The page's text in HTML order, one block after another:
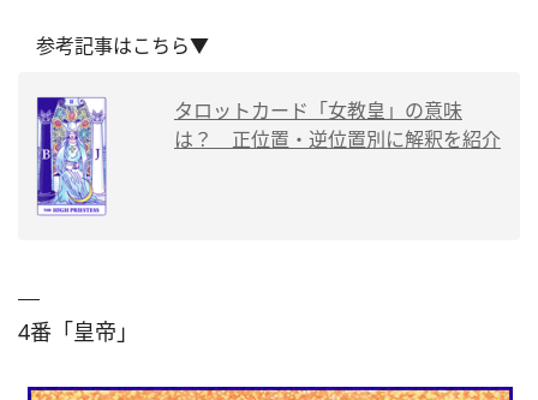
参考記事はこちら▼
タロットカード「女教皇」の意味
は？ 正位置・逆位置別に解釈を紹介
4番「皇帝」